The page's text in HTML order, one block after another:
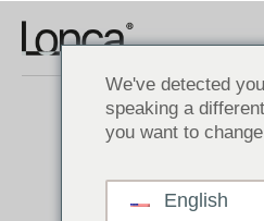
KOZMETİK
Amerika’da Kozmetik
We've detected
speaking a
you want to
English